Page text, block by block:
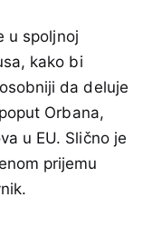
u spoljnoj
kako bi
da deluje
Orbana,
u EU. Slično je
prijemu